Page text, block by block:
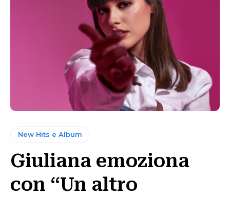
New Hits e Album
Giuliana emoziona
con “Un altro